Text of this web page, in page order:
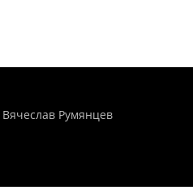
Вячеслав Румянцев